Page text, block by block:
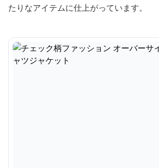
たりなアイテムに仕上がっています。